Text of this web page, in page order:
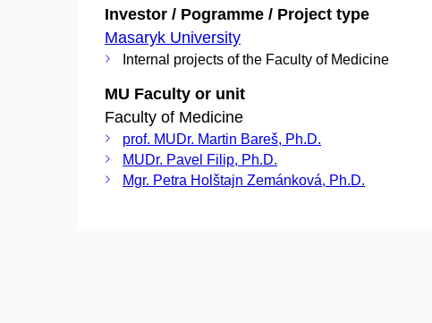
Investor / Pogramme / Project type
Masaryk University
Internal projects of the Faculty of Medicine
MU Faculty or unit
Faculty of Medicine
prof. MUDr. Martin Bareš, Ph.D.
MUDr. Pavel Filip, Ph.D.
Mgr. Petra Holštajn Zemánková, Ph.D.